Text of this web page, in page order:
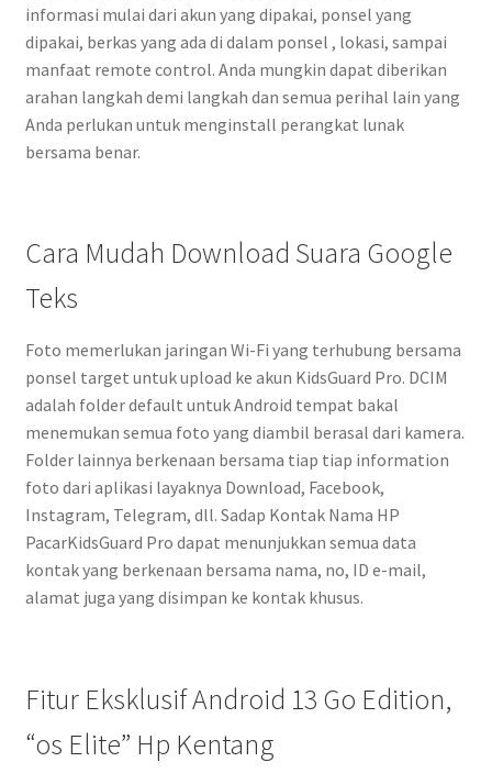
informasi mulai dari akun yang dipakai, ponsel yang
dipakai, berkas yang ada di dalam ponsel , lokasi, sampai
manfaat remote control. Anda mungkin dapat diberikan
arahan langkah demi langkah dan semua perihal lain yang
Anda perlukan untuk menginstall perangkat lunak
bersama benar.
Cara Mudah Download Suara Google
Teks
Foto memerlukan jaringan Wi-Fi yang terhubung bersama
ponsel target untuk upload ke akun KidsGuard Pro. DCIM
adalah folder default untuk Android tempat bakal
menemukan semua foto yang diambil berasal dari kamera.
Folder lainnya berkenaan bersama tiap tiap information
foto dari aplikasi layaknya Download, Facebook,
Instagram, Telegram, dll. Sadap Kontak Nama HP
PacarKidsGuard Pro dapat menunjukkan semua data
kontak yang berkenaan bersama nama, no, ID e-mail,
alamat juga yang disimpan ke kontak khusus.
Fitur Eksklusif Android 13 Go Edition,
“os Elite” Hp Kentang